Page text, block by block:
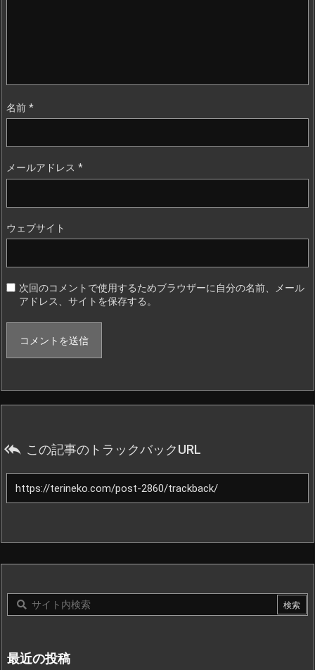
名前 *
メールアドレス *
ウェブサイト
次回のコメントで使用するためブラウザーに自分の名前、メール
アドレス、サイトを保存する。
 この記事のトラックバックURL
最近の投稿